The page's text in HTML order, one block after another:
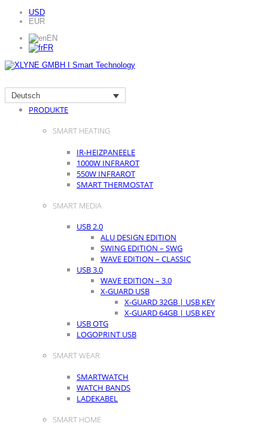
USD
EUR
EN
FR
Deutsch
HOME
PRODUKTE
SMART HEATING
IR-HEIZPANEELE
1000W INFRAROT
550W INFRAROT
SMART THERMOSTAT
SMART MEDIA
USB 2.0
ALU DESIGN EDITION
SWING EDITION – SWG
WAVE EDITION – CLASSIC
USB 3.0
WAVE EDITION – 3.0
X-GUARD USB
X-GUARD 32GB | USB KEY
X-GUARD 64GB | USB KEY
USB OTG
LOGOPRINT USB
SMART WEAR
SMARTWATCH
WATCH BANDS
LADEKABEL
SMART HOME